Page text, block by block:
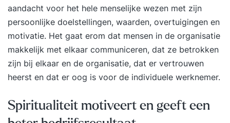
''Life-changing. Ik heb hier de meeste
verandering ervaren na een training ooit. Het is
het mooiste cadeau voor Jezelf!''Christine, HR
manager Gemeente Eindhoven ''Het overtrof al
mijn (toch al hoge) verwachtingen. Het mooiste
cadeau aan mezelf.''Jeroen Kuerble, Directeur
Noordhoff Uitgevers ''De Duik is het mooiste wat
mij is overkomen, het overtreft mijn stoutste
dromen. Mijn vooraf gestelde doelen waren op
aandacht voor het hele menselijke wezen met zijn
persoonlijke doelstellingen, waarden, overtuigingen en
motivatie. Het gaat erom dat mensen in de organisatie
makkelijk met elkaar communiceren, dat ze betrokken
zijn bij elkaar en de organisatie, dat er vertrouwen
heerst en dat er oog is voor de individuele werknemer.
Spiritualiteit motiveert en geeft een